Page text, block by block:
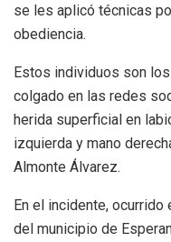
se les aplicó técnicas
obediencia.
Estos individuos son
colgado en las redes
herida superficial en
izquierda y mano
Almonte Álvarez.
En el incidente,
del municipio de